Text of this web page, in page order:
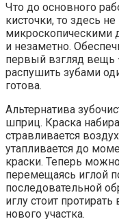
Что до основного
кисточки, то здесь
микроскопическими
и незаметно.
первый взгляд вещь
распушить зубами
готова.
Альтернатива
шприц. Краска
стравливается
утапливается до
краски. Теперь
перемещаясь иглой
последовательной
иглу стоит
нового участка.